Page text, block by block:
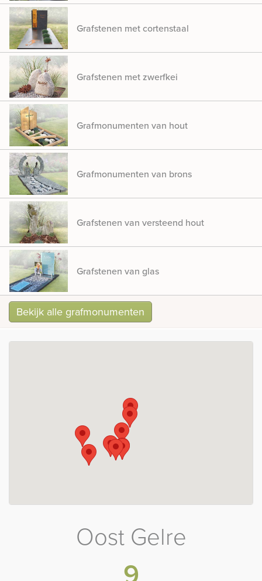
Grafstenen met cortenstaal
Grafstenen met zwerfkei
Grafmonumenten van hout
Grafmonumenten van brons
Grafstenen van versteend hout
Grafstenen van glas
Bekijk alle grafmonumenten
Oost Gelre